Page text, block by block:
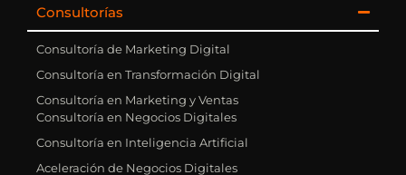
Consultorías
Consultoría de Marketing Digital
Consultoría en Transformación Digital
Consultoría en Marketing y Ventas
Consultoría en Negocios Digitales
Consultoría en Inteligencia Artificial
Aceleración de Negocios Digitales